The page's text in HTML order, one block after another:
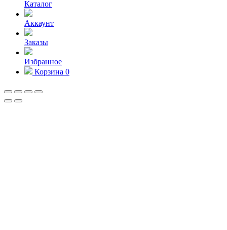
Каталог
Аккаунт
Заказы
Избранное
Корзина 0